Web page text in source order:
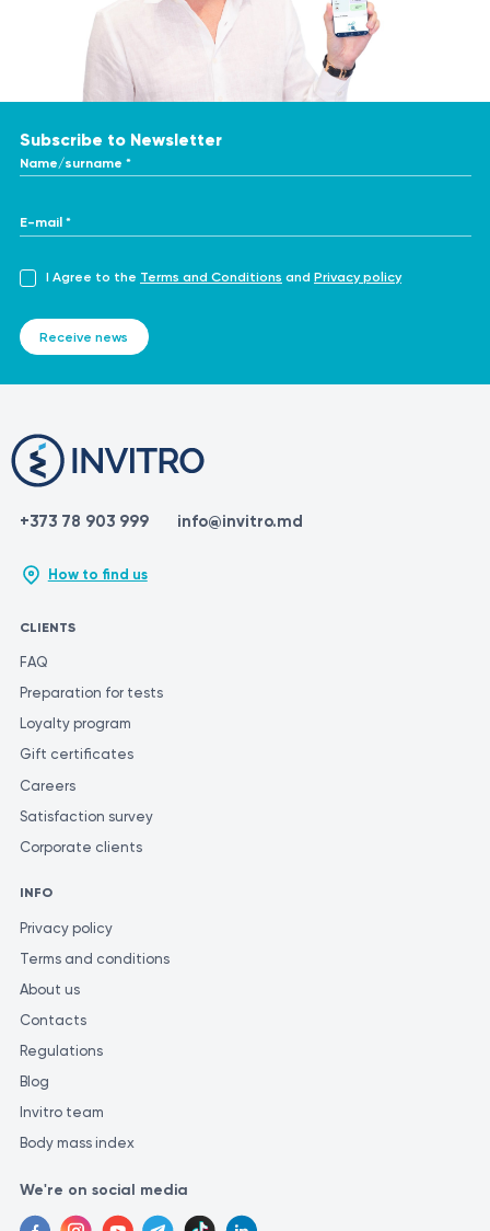
Subscribe to Newsletter
Name/surname *
E-mail *
I Agree to the Terms and Conditions and Privacy policy
Receive news
+373 78 903 999 info@invitro.md
How to find us
CLIENTS
FAQ
Preparation for tests
Loyalty program
Gift certificates
Careers
Satisfaction survey
Corporate clients
INFO
Privacy policy
Terms and conditions
About us
Contacts
Regulations
Blog
Invitro team
Body mass index
We're on social media